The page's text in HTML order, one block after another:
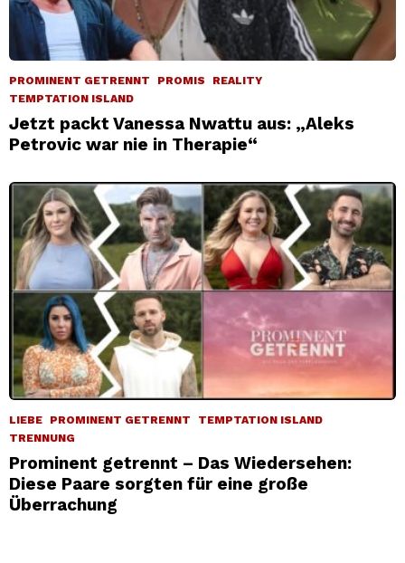
PROMINENT GETRENNT PROMIS
REALITY
TEMPTATION ISLAND
Jetzt packt Vanessa Nwattu aus: „Aleks
Petrovic war nie in Therapie“
LIEBE PROMINENT GETRENNT
TEMPTATION ISLAND
TRENNUNG
Prominent getrennt – Das Wiedersehen:
Diese Paare sorgten für eine große
Überrachung